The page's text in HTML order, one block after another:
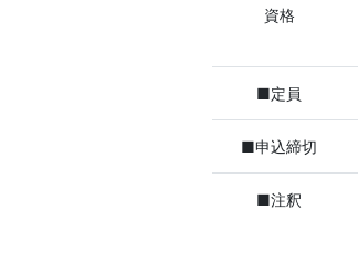
資格
■定員
■申込締切
■注釈